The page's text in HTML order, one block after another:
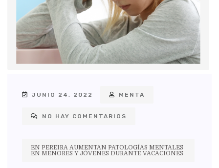
JUNIO 24, 2022 MENTA
NO HAY COMENTARIOS
EN PEREIRA AUMENTAN PATOLOGÍAS MENTALES
EN MENORES Y JÓVENES DURANTE VACACIONES